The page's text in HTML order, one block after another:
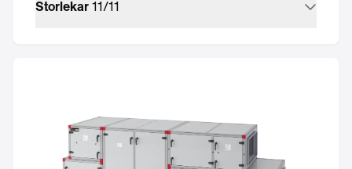
Storlekar11/11